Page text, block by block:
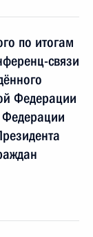
по итогам
связи
Федерации
Федерации